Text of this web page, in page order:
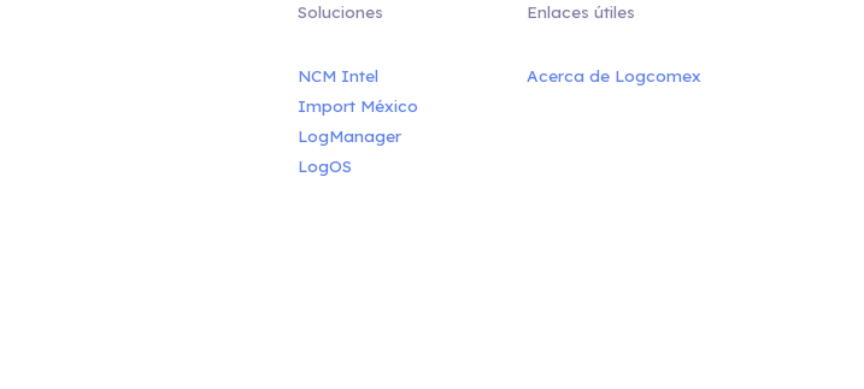
Soluciones
NCM Intel
Import México
LogManager
LogOS
Enlaces útiles
Acerca de Logcomex